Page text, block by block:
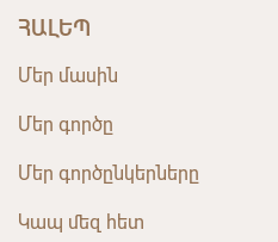
ՀԱԼԵՊ
Մեր մասին
Մեր գործը
Մեր գործընկերները
Կապ մեզ հետ